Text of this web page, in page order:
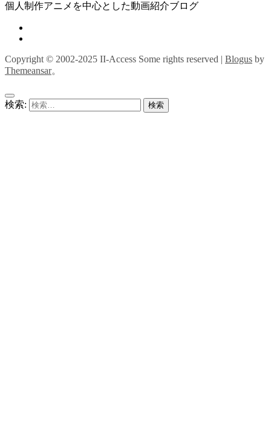
個人制作アニメを中心とした動画紹介ブログ
Copyright © 2002-2025 II-Access Some rights reserved | Blogus by
Themeansar。
検索: